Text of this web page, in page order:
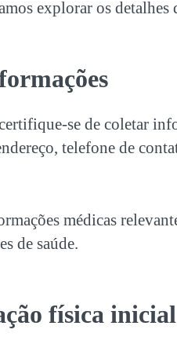
explorar os detalhes
se de coletar
telefone de
médicas
de saúde.
física inicial